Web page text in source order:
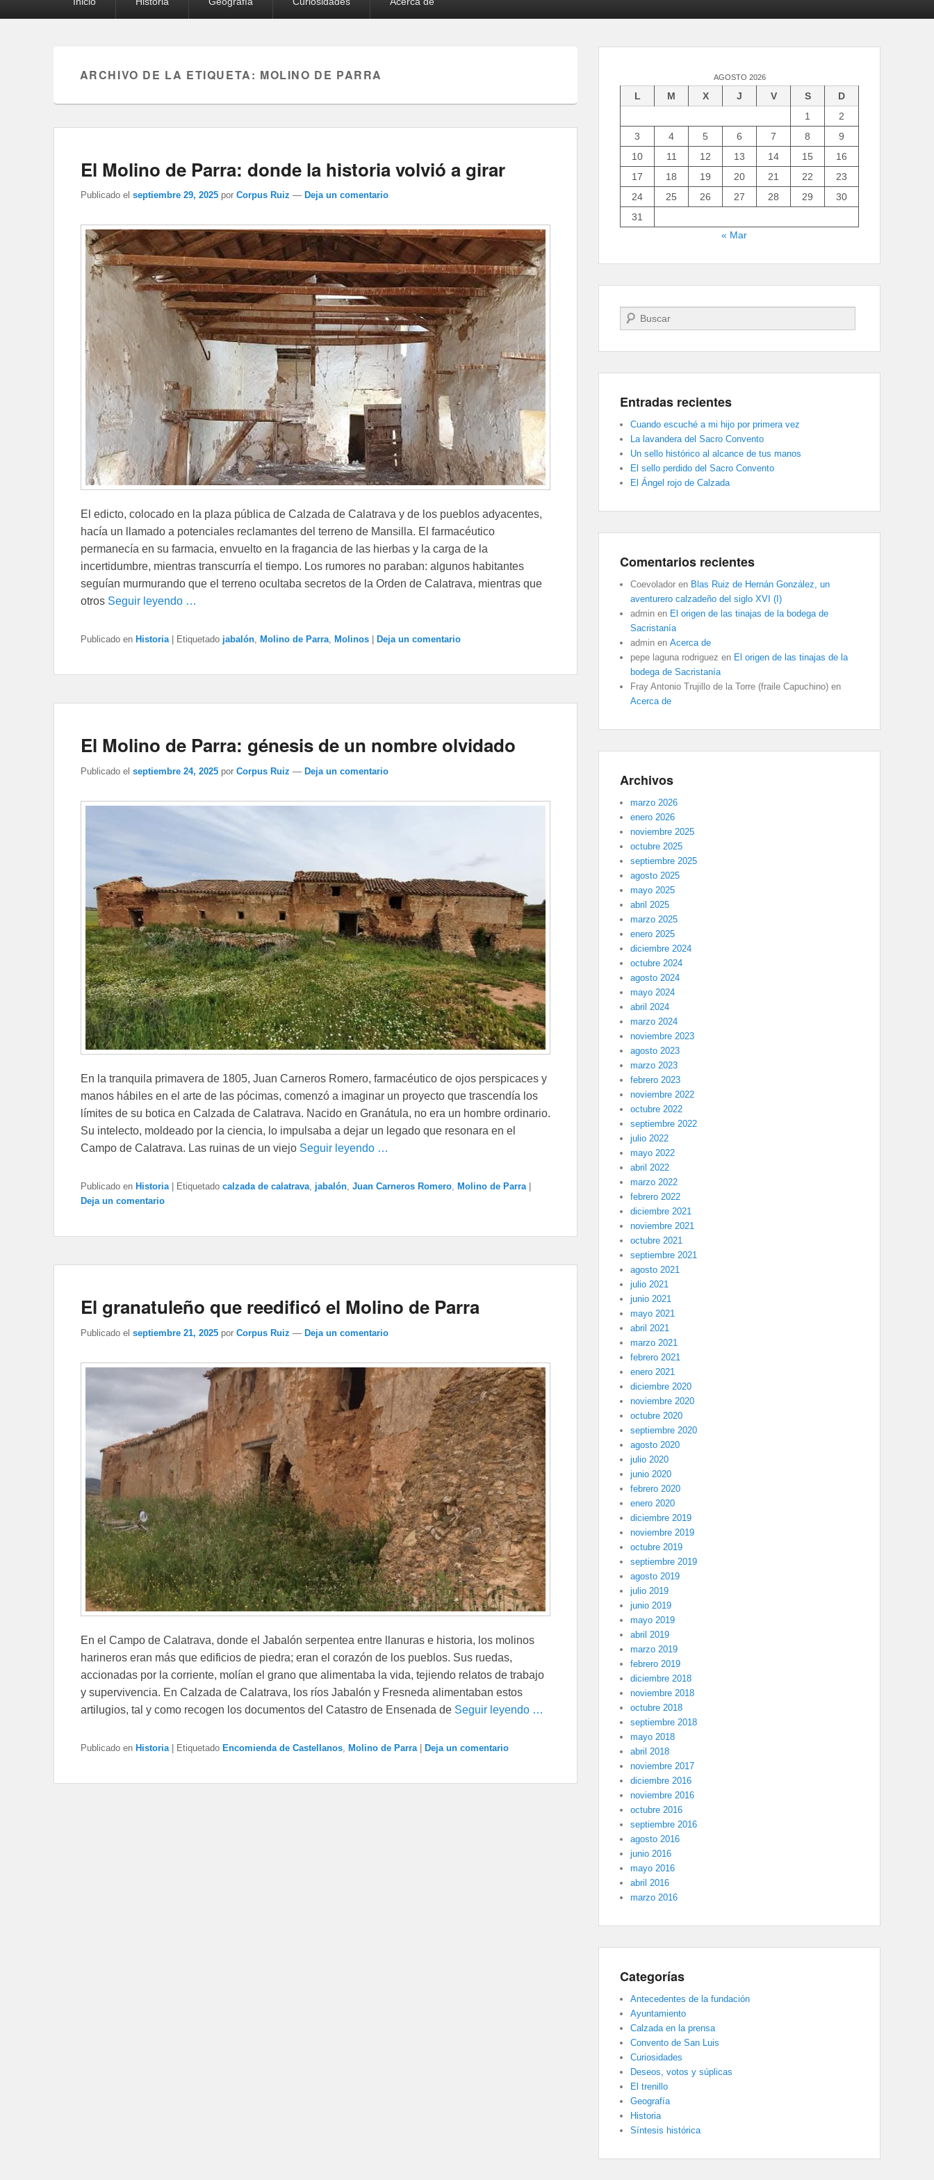
ARCHIVO DE LA ETIQUETA: MOLINO DE PARRA
El Molino de Parra: donde la historia volvió a girar
Publicado el septiembre 29, 2025 por Corpus Ruiz — Deja un comentario
El edicto, colocado en la plaza pública de Calzada de Calatrava y de los pueblos adyacentes,
hacía un llamado a potenciales reclamantes del terreno de Mansilla. El farmacéutico
permanecía en su farmacia, envuelto en la fragancia de las hierbas y la carga de la
incertidumbre, mientras transcurría el tiempo. Los rumores no paraban: algunos habitantes
seguían murmurando que el terreno ocultaba secretos de la Orden de Calatrava, mientras que
otros Seguir leyendo …
Publicado en Historia Etiquetado jabalón, Molino de Parra, Molinos Deja un comentario
El Molino de Parra: génesis de un nombre olvidado
Publicado el septiembre 24, 2025 por Corpus Ruiz — Deja un comentario
En la tranquila primavera de 1805, Juan Carneros Romero, farmacéutico de ojos perspicaces y
manos hábiles en el arte de las pócimas, comenzó a imaginar un proyecto que trascendía los
límites de su botica en Calzada de Calatrava. Nacido en Granátula, no era un hombre ordinario.
Su intelecto, moldeado por la ciencia, lo impulsaba a dejar un legado que resonara en el
Campo de Calatrava. Las ruinas de un viejo Seguir leyendo …
Publicado en Historia Etiquetado calzada de calatrava, jabalón, Juan Carneros Romero, Molino de Parra
Deja un comentario
El granatuleño que reedificó el Molino de Parra
Publicado el septiembre 21, 2025 por Corpus Ruiz — Deja un comentario
En el Campo de Calatrava, donde el Jabalón serpentea entre llanuras e historia, los molinos
harineros eran más que edificios de piedra; eran el corazón de los pueblos. Sus ruedas,
accionadas por la corriente, molían el grano que alimentaba la vida, tejiendo relatos de trabajo
y supervivencia. En Calzada de Calatrava, los ríos Jabalón y Fresneda alimentaban estos
artilugios, tal y como recogen los documentos del Catastro de Ensenada de Seguir leyendo …
Publicado en Historia Etiquetado Encomienda de Castellanos, Molino de Parra Deja un comentario
AGOSTO 2026
L M X J V S
D
1
2
3
4 5 6 7 8
9
10
11 12 13 14 15
16
17
18 19 20 21 22
23
24
25 26 27 28 29
30
31
« Mar
Buscar
Entradas recientes
Cuando escuché a mi hijo por primera vez
La lavandera del Sacro Convento
Un sello histórico al alcance de tus manos
El sello perdido del Sacro Convento
El Ángel rojo de Calzada
Comentarios recientes
Coevolador en Blas Ruiz de Hernán González, un
aventurero calzadeño del siglo XVI (I)
admin en El origen de las tinajas de la bodega de
Sacristanía
admin en Acerca de
pepe laguna rodriguez en El origen de las tinajas de la
bodega de Sacristanía
Fray Antonio Trujillo de la Torre (fraile Capuchino) en
Acerca de
Archivos
marzo 2026
enero 2026
noviembre 2025
octubre 2025
septiembre 2025
agosto 2025
mayo 2025
abril 2025
marzo 2025
enero 2025
diciembre 2024
octubre 2024
agosto 2024
mayo 2024
abril 2024
marzo 2024
noviembre 2023
agosto 2023
marzo 2023
febrero 2023
noviembre 2022
octubre 2022
septiembre 2022
julio 2022
mayo 2022
abril 2022
marzo 2022
febrero 2022
diciembre 2021
noviembre 2021
octubre 2021
septiembre 2021
agosto 2021
julio 2021
junio 2021
mayo 2021
abril 2021
marzo 2021
febrero 2021
enero 2021
diciembre 2020
noviembre 2020
octubre 2020
septiembre 2020
agosto 2020
julio 2020
junio 2020
febrero 2020
enero 2020
diciembre 2019
noviembre 2019
octubre 2019
septiembre 2019
agosto 2019
julio 2019
junio 2019
mayo 2019
abril 2019
marzo 2019
febrero 2019
diciembre 2018
noviembre 2018
octubre 2018
septiembre 2018
mayo 2018
abril 2018
noviembre 2017
diciembre 2016
noviembre 2016
octubre 2016
septiembre 2016
agosto 2016
junio 2016
mayo 2016
abril 2016
marzo 2016
Categorías
Antecedentes de la fundación
Ayuntamiento
Calzada en la prensa
Convento de San Luis
Curiosidades
Deseos, votos y súplicas
El trenillo
Geografía
Historia
Síntesis histórica